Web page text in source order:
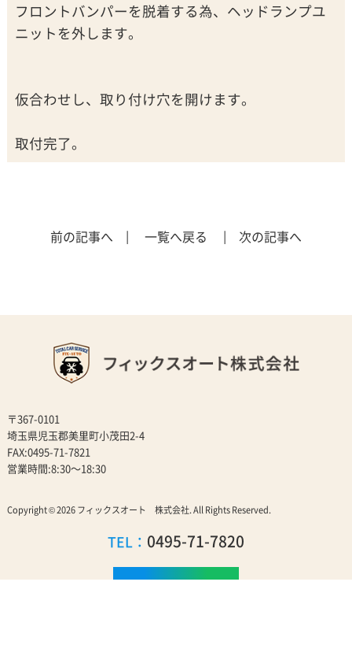
フロントバンパーを脱着する為、ヘッドランプユ
ニットを外します。
仮合わせし、取り付け穴を開けます。
取付完了。
前の記事へ | 一覧へ戻る | 次の記事へ
〒367-0101
埼玉県児玉郡美里町小茂田2-4
FAX:0495-71-7821
営業時間:8:30～18:30
Copyright © 2026フィックスオート 株式会社. All Rights Reserved.
TEL： 0495-71-7820
お問い合わせ